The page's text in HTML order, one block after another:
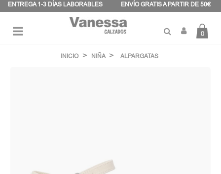
ENTREGA 1-3 DÍAS LABORABLES ENVÍO GRATIS A PARTIR DE 50€
0
INICIO NIÑA ALPARGATAS
Panel de gestión de cookies